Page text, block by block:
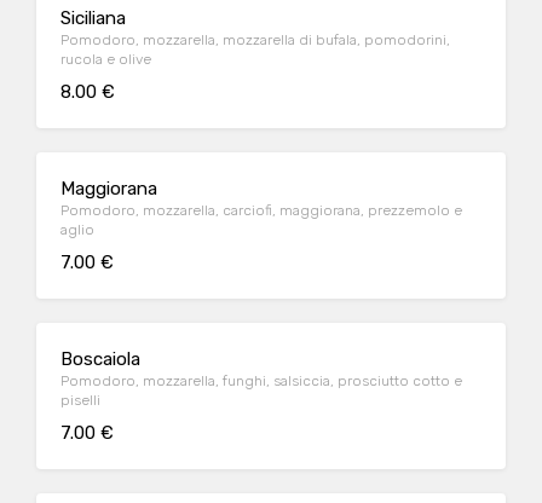
Siciliana
Pomodoro, mozzarella, mozzarella di bufala, pomodorini,
rucola e olive
8.00 €
Maggiorana
Pomodoro, mozzarella, carciofi, maggiorana, prezzemolo e
aglio
7.00 €
Boscaiola
Pomodoro, mozzarella, funghi, salsiccia, prosciutto cotto e
piselli
7.00 €